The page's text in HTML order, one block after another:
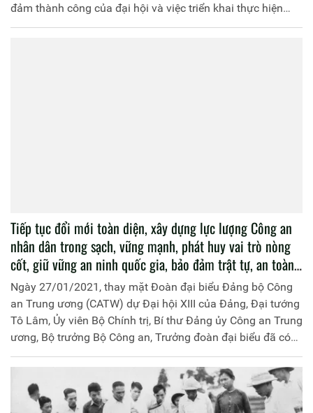
đảm thành công của đại hội và việc triển khai thực hiện
thắng lợi các Nghị quyết của đại hội.
Tiếp tục đổi mới toàn diện, xây dựng lực lượng Công an
nhân dân trong sạch, vững mạnh, phát huy vai trò nòng
cốt, giữ vững an ninh quốc gia, bảo đảm trật tự, an toàn
xã hội
Ngày 27/01/2021, thay mặt Đoàn đại biểu Đảng bộ Công
an Trung ương (CATW) dự Đại hội XIII của Đảng, Đại tướng
Tô Lâm, Ủy viên Bộ Chính trị, Bí thư Đảng ủy Công an Trung
ương, Bộ trưởng Bộ Công an, Trưởng đoàn đại biểu đã có
bài phát biểu tham luận với chủ đề “Tiếp tục đổi mới toàn
diện, xây dựng lực lượng Công an nhân dân (CAND) trong
sạch, vững mạnh, phát huy vai trò nòng cốt, giữ vững an
ninh quốc gia, bảo đảm trật tự, an toàn xã hội, góp phần